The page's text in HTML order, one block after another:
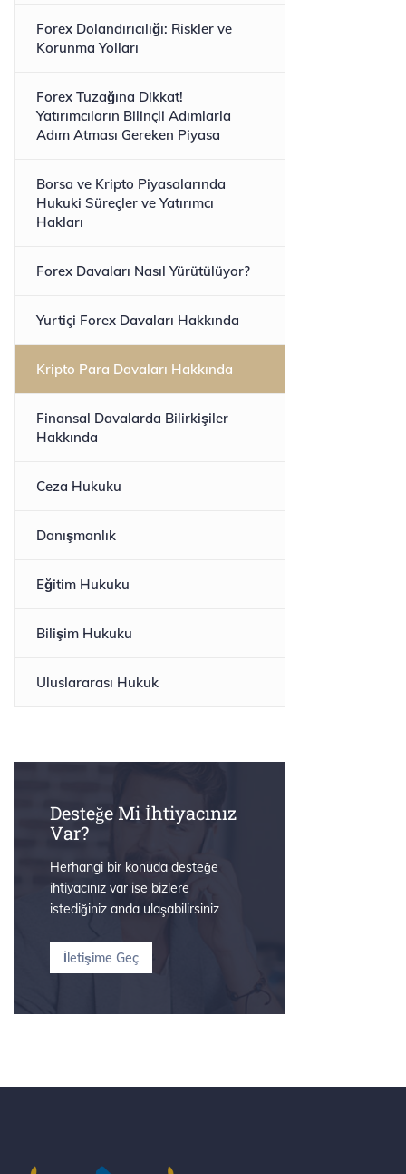
Forex Dolandırıcılığı: Riskler ve
Korunma Yolları
Forex Tuzağına Dikkat!
Yatırımcıların Bilinçli Adımlarla
Adım Atması Gereken Piyasa
Borsa ve Kripto Piyasalarında
Hukuki Süreçler ve Yatırımcı
Hakları
Forex Davaları Nasıl Yürütülüyor?
Yurtiçi Forex Davaları Hakkında
Kripto Para Davaları Hakkında
Finansal Davalarda Bilirkişiler
Hakkında
Ceza Hukuku
Danışmanlık
Eğitim Hukuku
Bilişim Hukuku
Uluslararası Hukuk
Desteğe Mi İhtiyacınız
Var?
Herhangi bir konuda desteğe
ihtiyacınız var ise bizlere
istediğiniz anda ulaşabilirsiniz
İletişime Geç